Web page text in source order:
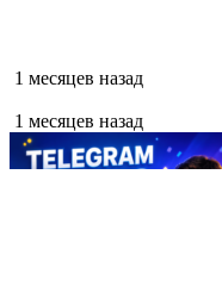
1 месяцев назад
1 месяцев назад